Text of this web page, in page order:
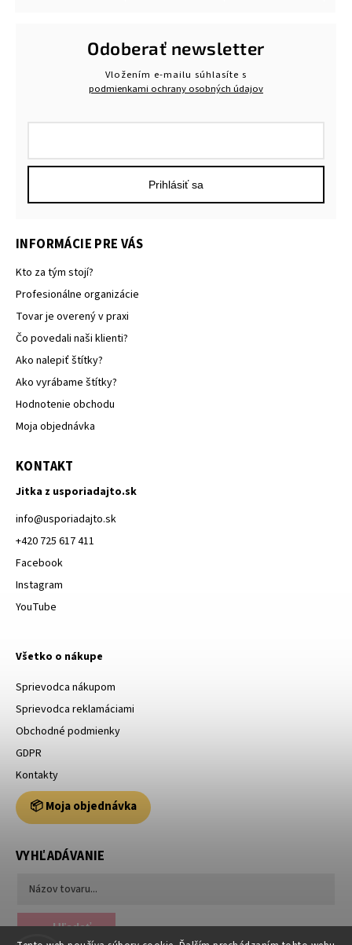
INFORMÁCIE PRE VÁS
Kto za tým stojí?
Profesionálne organizácie
Tovar je overený v praxi
Čo povedali naši klienti?
Ako nalepiť štítky?
Ako vyrábame štítky?
Hodnotenie obchodu
Moja objednávka
KONTAKT
Jitka z usporiadajto.sk
info@usporiadajto.sk
+420 725 617 411
Facebook
Instagram
YouTube
Všetko o nákupe
Sprievodca nákupom
Sprievodca reklamáciami
Obchodné podmienky
GDPR
Kontakty
📦 Moja objednávka
VYHĽADÁVANIE
Hľadať
Odoberať newsletter
Vložením e-mailu súhlasíte s
podmienkami ochrany osobných údajov
Prihlásiť sa